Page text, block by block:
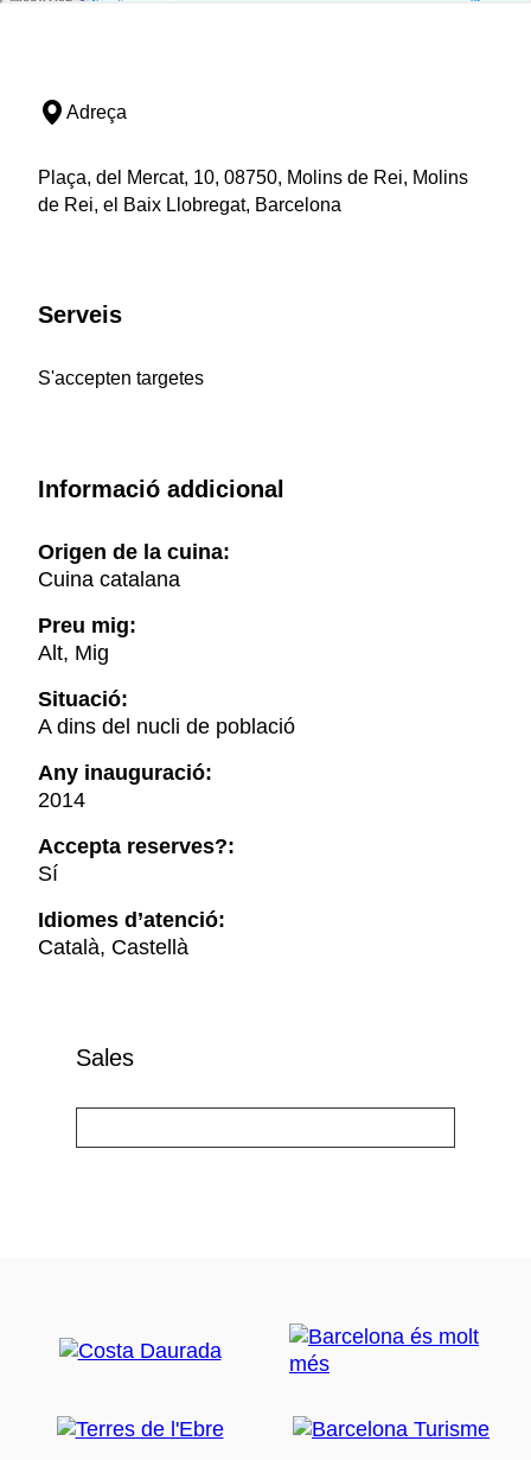
Adreça
Plaça, del Mercat, 10, 08750, Molins de Rei, Molins
de Rei, el Baix Llobregat, Barcelona
Serveis
S'accepten targetes
Informació addicional
Origen de la cuina:
Cuina catalana
Preu mig:
Alt, Mig
Situació:
A dins del nucli de població
Any inauguració:
2014
Accepta reserves?:
Sí
Idiomes d’atenció:
Català, Castellà
Sales